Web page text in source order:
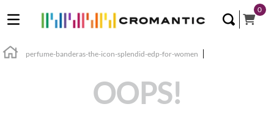
0
perfume-banderas-the-icon-splendid-edp-for-women
OOPS!